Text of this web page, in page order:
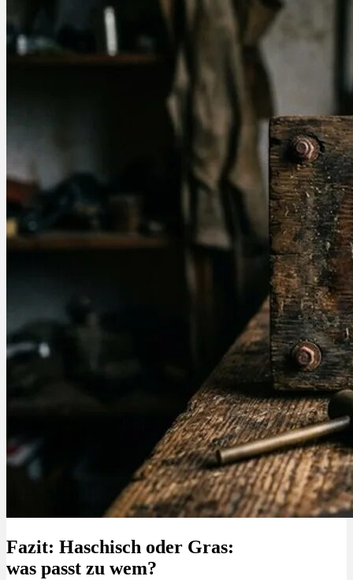
Fazit: Haschisch oder Gras:
was passt zu wem?